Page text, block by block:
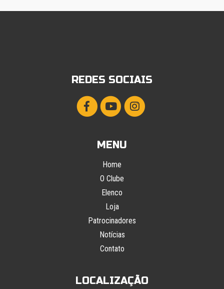
REDES SOCIAIS
MENU
Home
O Clube
Elenco
Loja
Patrocinadores
Notícias
Contato
LOCALIZAÇÃO